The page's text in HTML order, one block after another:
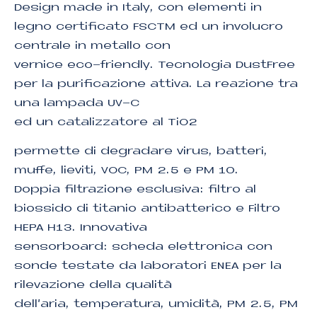
Design made in Italy, con elementi in
legno certificato FSCTM ed un involucro
centrale in metallo con
vernice eco-friendly. Tecnologia DustFree
per la purificazione attiva. La reazione tra
una lampada UV-C
ed un catalizzatore al TiO2
permette di degradare virus, batteri,
muffe, lieviti, VOC, PM 2.5 e PM 10.
Doppia filtrazione esclusiva: filtro al
biossido di titanio antibatterico e Filtro
HEPA H13. Innovativa
sensorboard: scheda elettronica con
sonde testate da laboratori ENEA per la
rilevazione della qualità
dell’aria, temperatura, umidità, PM 2.5, PM